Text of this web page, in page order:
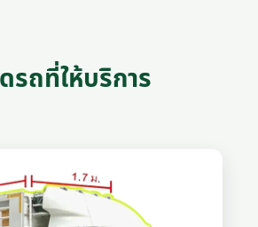
รถที่ให้บริการ